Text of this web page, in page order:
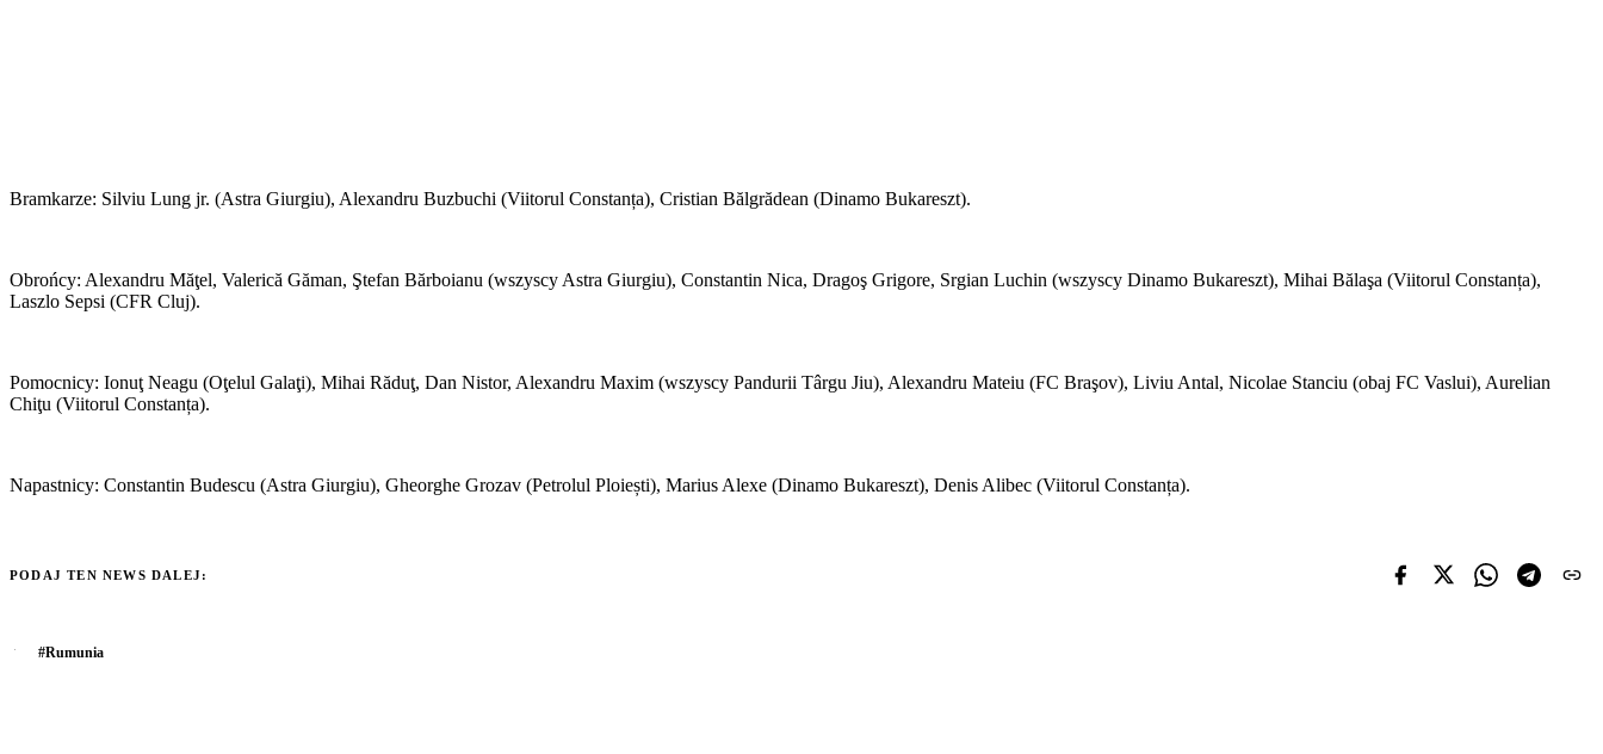
Bramkarze: Silviu Lung jr. (Astra Giurgiu), Alexandru Buzbuchi (Viitorul Constanța), Cristian Bălgrădean (Dinamo Bukareszt).
Obrońcy: Alexandru Măţel, Valerică Găman, Ştefan Bărboianu (wszyscy Astra Giurgiu), Constantin Nica, Dragoş Grigore, Srgian Luchin (wszyscy Dinamo Bukareszt), Mihai Bălaşa (Viitorul Constanța),
Laszlo Sepsi (CFR Cluj).
Pomocnicy: Ionuţ Neagu (Oţelul Galaţi), Mihai Răduţ, Dan Nistor, Alexandru Maxim (wszyscy Pandurii Târgu Jiu), Alexandru Mateiu (FC Braşov), Liviu Antal, Nicolae Stanciu (obaj FC Vaslui), Aurelian
Chiţu (Viitorul Constanța).
Napastnicy: Constantin Budescu (Astra Giurgiu), Gheorghe Grozav (Petrolul Ploiești), Marius Alexe (Dinamo Bukareszt), Denis Alibec (Viitorul Constanța).
PODAJ TEN NEWS DALEJ:
#Rumunia